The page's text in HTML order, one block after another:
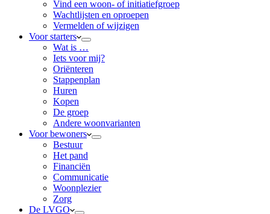
Vind een woon- of initiatiefgroep
Wachtlijsten en oproepen
Vermelden of wijzigen
Voor starters
Wat is …
Iets voor mij?
Oriënteren
Stappenplan
Huren
Kopen
De groep
Andere woonvarianten
Voor bewoners
Bestuur
Het pand
Financiën
Communicatie
Woonplezier
Zorg
De LVGO